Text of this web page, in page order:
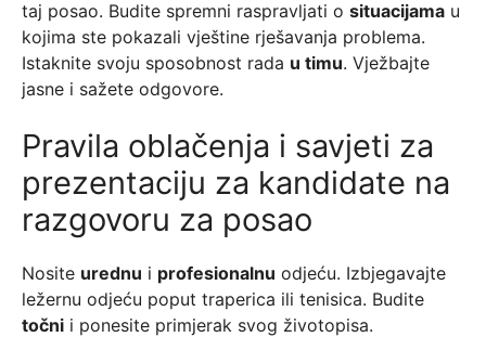
taj posao. Budite spremni raspravljati o situacijama u
kojima ste pokazali vještine rješavanja problema.
Istaknite svoju sposobnost rada u timu. Vježbajte
jasne i sažete odgovore.
Pravila oblačenja i savjeti za
prezentaciju za kandidate na
razgovoru za posao
Nosite urednu i profesionalnu odjeću. Izbjegavajte
ležernu odjeću poput traperica ili tenisica. Budite
točni i ponesite primjerak svog životopisa.